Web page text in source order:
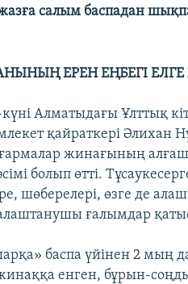
салым баспадан
ЕРЕН ЕҢБЕГІ ЕЛГЕ
Алматыдағы Ұлттық
қайраткері
жинағының
болып өтті.
шөберелері, өзге де
ғалымдар
баспа үйінен 2 мың
енген, бұрын-